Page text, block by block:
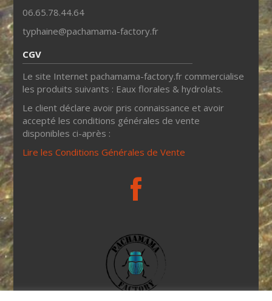
06.65.78.44.64
typhaine@pachamama-factory.fr
CGV
Le site Internet pachamama-factory.fr commercialise
les produits suivants : Eaux florales & hydrolats.
Le client déclare avoir pris connaissance et avoir
accepté les conditions générales de vente
disponibles ci-après :
Lire les Conditions Générales de Vente